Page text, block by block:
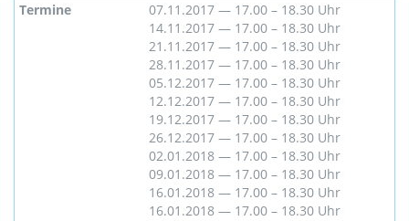
Termine
07.11.2017 — 17.00 – 18.30 Uhr
14.11.2017 — 17.00 – 18.30 Uhr
21.11.2017 — 17.00 – 18.30 Uhr
28.11.2017 — 17.00 – 18.30 Uhr
05.12.2017 — 17.00 – 18.30 Uhr
12.12.2017 — 17.00 – 18.30 Uhr
19.12.2017 — 17.00 – 18.30 Uhr
26.12.2017 — 17.00 – 18.30 Uhr
02.01.2018 — 17.00 – 18.30 Uhr
09.01.2018 — 17.00 – 18.30 Uhr
16.01.2018 — 17.00 – 18.30 Uhr
16.01.2018 — 17.00 – 18.30 Uhr